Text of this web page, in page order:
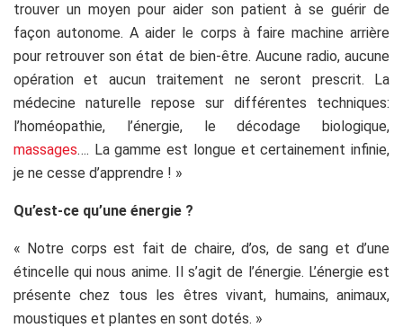
trouver un moyen pour aider son patient à se guérir de
façon autonome. A aider le corps à faire machine arrière
pour retrouver son état de bien-être. Aucune radio, aucune
opération et aucun traitement ne seront prescrit. La
médecine naturelle repose sur différentes techniques:
l’homéopathie, l’énergie, le décodage biologique,
massages…. La gamme est longue et certainement infinie,
je ne cesse d’apprendre ! »
Qu’est-ce qu’une énergie ?
« Notre corps est fait de chaire, d’os, de sang et d’une
étincelle qui nous anime. Il s’agit de l’énergie. L’énergie est
présente chez tous les êtres vivant, humains, animaux,
moustiques et plantes en sont dotés. »